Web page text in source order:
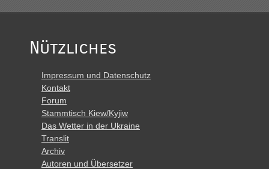
Nützliches
Impressum und Datenschutz
Kontakt
Forum
Stammtisch Kiew/Kyjiw
Das Wetter in der Ukraine
Translit
Archiv
Autoren und Übersetzer